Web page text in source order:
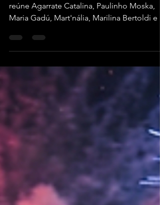
Janeiro com grande
encontro latino no Circo
Voador
Em sua 3ª edição na lona carioca, evento
reúne Agarrate Catalina, Paulinho Moska,
Maria Gadú, Mart'nália, Marilina Bertoldi e o
melhor da gastronomia autoral no mês de
agosto Por Patricia Burlamaqui, para a
Vivendo de Shows. Arte: Divulgação Após
duas edições de absoluto sucesso, a
viajante do tradicional Festival Medio y
Medio — evento nascido em Punta Ballena,
no Uruguai — está de volta ao Rio de
Janeiro. Entre os dias 13 e 15 de agosto de
2026, o Circo Voador, na L